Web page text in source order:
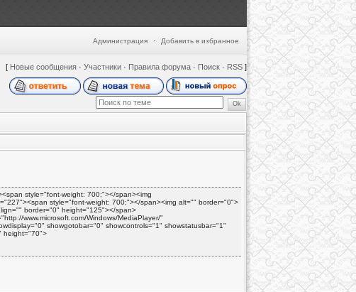
Администрация · Добавить в избранное
[ Новые сообщения · Участники · Правила форума · Поиск · RSS ]
style="font-weight: 700;"></span><img
style="font-weight: 700;"></span><img alt="" border="0">
border="0" height="125"></span>
www.microsoft.com/Windows/MediaPlayer/"
showgotobar="0" showcontrols="1" showstatusbar="1"
height="70">